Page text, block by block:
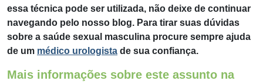
essa técnica pode ser utilizada, não deixe de continuar
navegando pelo nosso blog. Para tirar suas dúvidas
sobre a saúde sexual masculina procure sempre ajuda
de um médico urologista de sua confiança.
Mais informações sobre este assunto na